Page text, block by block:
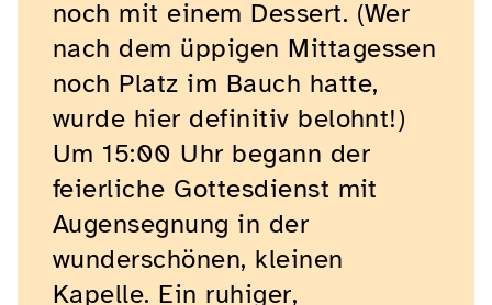
noch mit einem Dessert. (Wer
nach dem üppigen Mittagessen
noch Platz im Bauch hatte,
wurde hier definitiv belohnt!)
Um 15:00 Uhr begann der
feierliche Gottesdienst mit
Augensegnung in der
wunderschönen, kleinen
Kapelle. Ein ruhiger,